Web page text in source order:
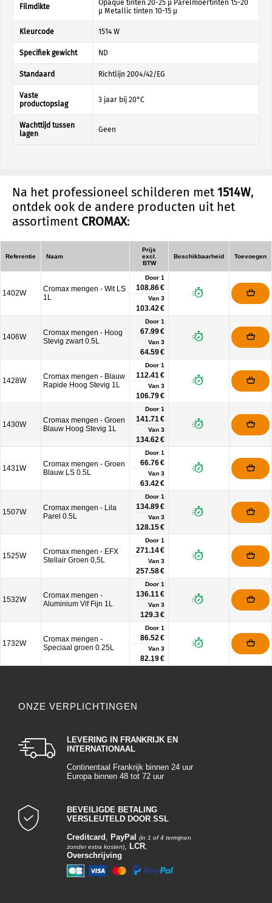
Filmdikte
Opaque tinten 20-25 µ Parelmoertinten 15-20
µ Metallic tinten 10-15 µ
Kleurcode 1514 W
Specifiek gewicht ND
Standaard Richtlijn 2004/42/EG
Vaste
productopslag
3 jaar bij 20°C
Wachttijd tussen
lagen
Geen
Na het professioneel schilderen met 1514W,
ontdek ook de andere producten uit het
assortiment CROMAX:
Referentie Naam
Prijs
excl.
BTW
Beschikbaarheid Toevoegen
1402W
Cromax mengen - Wit LS
1L
Door 1
108.86 €
Van 3
103.42 €
1406W
Cromax mengen - Hoog
Stevig zwart 0.5L
Door 1
67.99 €
Van 3
64.59 €
1428W
Cromax mengen - Blauw
Rapide Hoog Stevig 1L
Door 1
112.41 €
Van 3
106.79 €
1430W
Cromax mengen - Groen
Blauw Hoog Stevig 1L
Door 1
141.71 €
Van 3
134.62 €
1431W
Cromax mengen - Groen
Blauw LS 0.5L
Door 1
66.76 €
Van 3
63.42 €
1507W
Cromax mengen - Lila
Parel 0.5L
Door 1
134.89 €
Van 3
128.15 €
1525W
Cromax mengen - EFX
Stellair Groen 0,5L
Door 1
271.14 €
Van 3
257.58 €
1532W
Cromax mengen -
Aluminium Vif Fijn 1L
Door 1
136.11 €
Van 3
129.3 €
1732W
Cromax mengen -
Speciaal groen 0.25L
Door 1
86.52 €
Van 3
82.19 €
ONZE VERPLICHTINGEN
LEVERING IN FRANKRIJK EN
INTERNATIONAAL
Continentaal Frankrijk binnen 24 uur
Europa binnen 48 tot 72 uur
BEVEILIGDE BETALING
VERSLEUTELD DOOR SSL
Creditcard , PayPal
(in 1 of 4 termijnen
zonder extra kosten), LCR,
Overschrijving